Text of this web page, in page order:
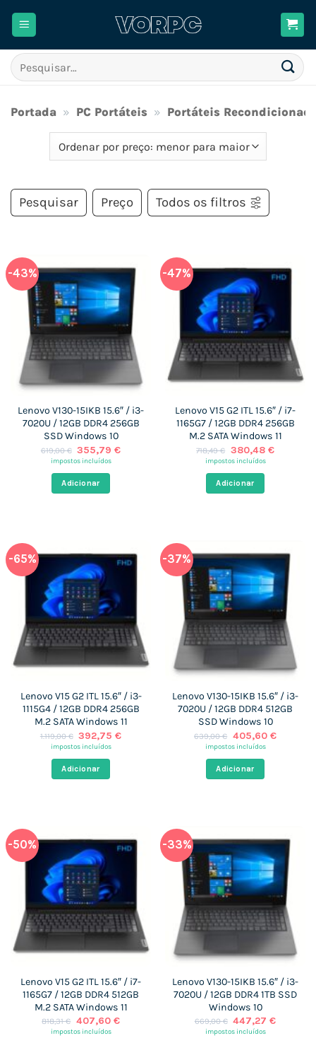
Pesquisar
por:
Portada » PC Portáteis » Portáteis
Pesquisar Preço Todos os filtros
-43%
Lenovo V130-15IKB 15.6″ / i3-
7020U / 12GB DDR4 256GB
SSD Windows 10
619,00€ O
preço
era:
619,00 €.
355,79€O
impostos incluídos
Adicionar
-47%
Lenovo V15 G2 ITL 15.6″ / i7-
1165G7 / 12GB DDR4 256GB
M.2 SATA Windows 11
718,49€ O
preço
era:
718,49 €.
380,48 €O
impostos incluídos
Adicionar
-65%
Lenovo V15 G2 ITL 15.6″ / i3-
1115G4 / 12GB DDR4 256GB
M.2 SATA Windows 11
1.119,00€ O
preço
era:
1.119,00 €.
392,75€O
impostos incluídos
Adicionar
-37%
Lenovo V130-15IKB 15.6″ / i3-
7020U / 12GB DDR4 512GB
SSD Windows 10
639,00€ O
preço
era:
639,00 €.
405,60 €O
impostos incluídos
Adicionar
-50%
Lenovo V15 G2 ITL 15.6″ / i7-
1165G7 / 12GB DDR4 512GB
M.2 SATA Windows 11
818,31€ O
preço
407,60 €O
impostos incluídos
-33%
Lenovo V130-15IKB 15.6″ / i3-
7020U / 12GB DDR4 1TB SSD
Windows 10
669,00€ O
preço
447,27€O
impostos incluídos